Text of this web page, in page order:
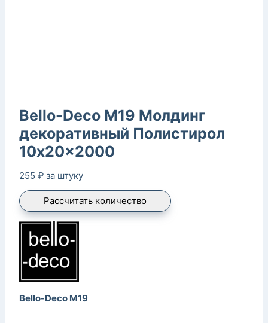
Bello-Deco M19 Молдинг
декоративный Полистирол
10x20x2000
255 ₽ за штуку
Рассчитать количество
Bello-Deco M19